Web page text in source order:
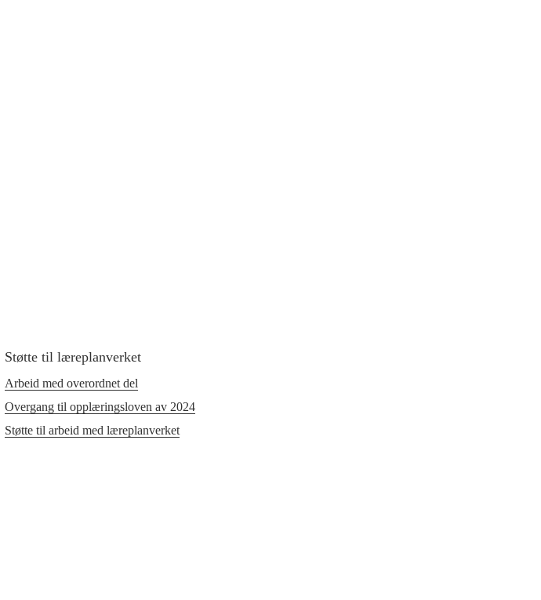
Støtte til læreplanverket
Arbeid med overordnet del
Overgang til opplæringsloven av 2024
Støtte til arbeid med læreplanverket